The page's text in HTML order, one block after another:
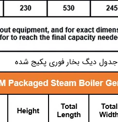
جدول دیگ بخار فوری پکیج شده